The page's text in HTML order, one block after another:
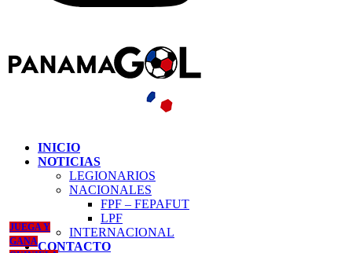
INICIO
NOTICIAS
LEGIONARIOS
NACIONALES
FPF – FEPAFUT
LPF
INTERNACIONAL
CONTACTO
JUEGA Y
GANA